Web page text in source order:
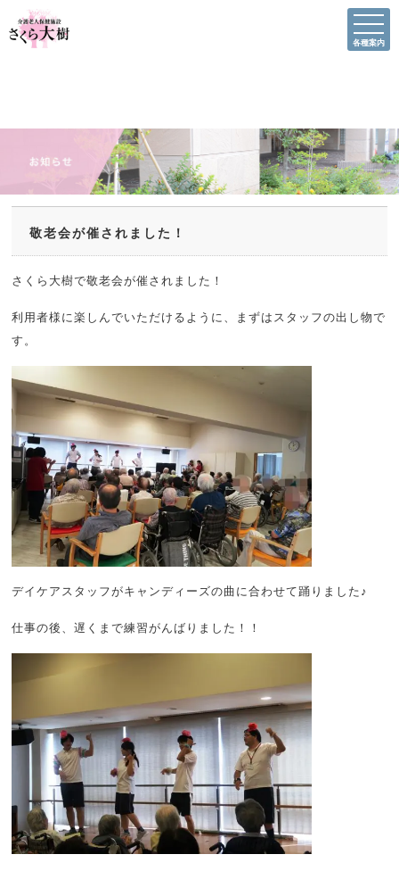
各種案内
敬老会が催されました！
さくら大樹で敬老会が催されました！
利用者様に楽しんでいただけるように、まずはスタッフの出し物で
す。
デイケアスタッフがキャンディーズの曲に合わせて踊りました♪
仕事の後、遅くまで練習がんばりました！！